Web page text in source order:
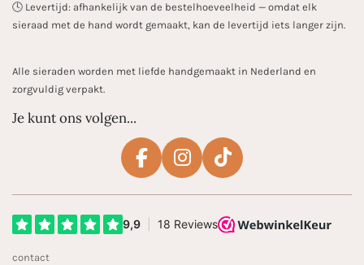
🕓 Levertijd: afhankelijk van de bestelhoeveelheid — omdat elk
sieraad met de hand wordt gemaakt, kan de levertijd iets langer zijn.
Alle sieraden worden met liefde handgemaakt in Nederland en
zorgvuldig verpakt.
Je kunt ons volgen...
F
e
I
t
T
T
contact